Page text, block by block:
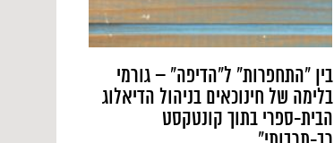
בין "התחפרות" ל"הדיפה" – גורמי
בלימה של חינוכאים בניהול הדיאלוג
הבית-ספרי בתוך קונטקסט